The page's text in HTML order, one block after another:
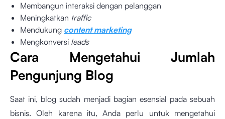
Membangun interaksi dengan pelanggan
Meningkatkan traffic
Mendukung content marketing
Mengkonversi leads
Cara Mengetahui Jumlah
Pengunjung Blog
Saat ini, blog sudah menjadi bagian esensial pada sebuah
bisnis. Oleh karena itu, Anda perlu untuk mengetahui